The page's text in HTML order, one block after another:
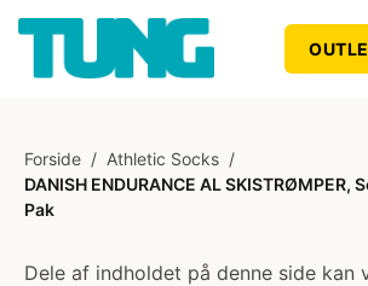
Forside / Athletic Socks /
DANISH ENDURANCE AL
Pak
Dele af indholdet på denne side kan